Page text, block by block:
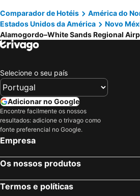
Roswell International Air Center
UFO-
International UFO Museum and Research Center
Cavern City Air Terminal
Comparador de Hotéis
América do
Estados Unidos da América
Novo
Alamogordo–White Sands Regional
Selecione o seu país
Adicionar no Google
Encontre facilmente os nossos
resultados: adicione o trivago como
fonte preferencial no Google.
Empresa
Os nossos produtos
Termos e políticas